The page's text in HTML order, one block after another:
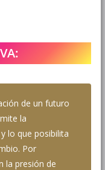
de un futuro
la
lo que posibilita
Por
la presión de